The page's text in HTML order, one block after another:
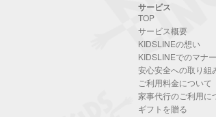
サービス
TOP
サービス概要
KIDSLINEの想い
KIDSLINEでのマナ
安心安全への取り組
ご利用料金について
家事代行のご利用に
ギフトを贈る